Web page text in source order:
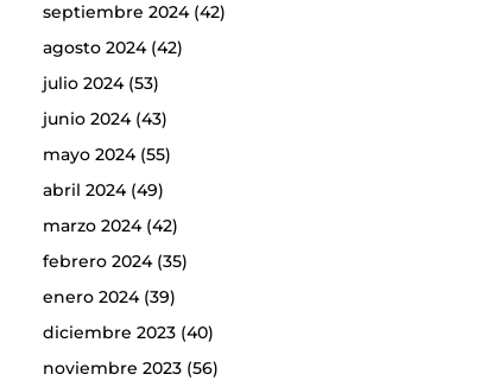
septiembre 2024(42)
agosto 2024(42)
julio 2024(53)
junio 2024(43)
mayo 2024(55)
abril 2024(49)
marzo 2024(42)
febrero 2024(35)
enero 2024(39)
diciembre 2023(40)
noviembre 2023(56)